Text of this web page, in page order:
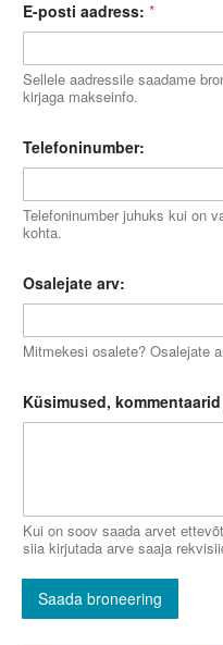
E-posti aadress: *
Sellele aadressile saadame
kirjaga makseinfo.
Telefoninumber:
Telefoninumber juhuks kui on
kohta.
Osalejate arv:
Mitmekesi osalete? Osalejate
Küsimused,
Kui on soov saada arvet
siia kirjutada arve saaja
Saada broneering